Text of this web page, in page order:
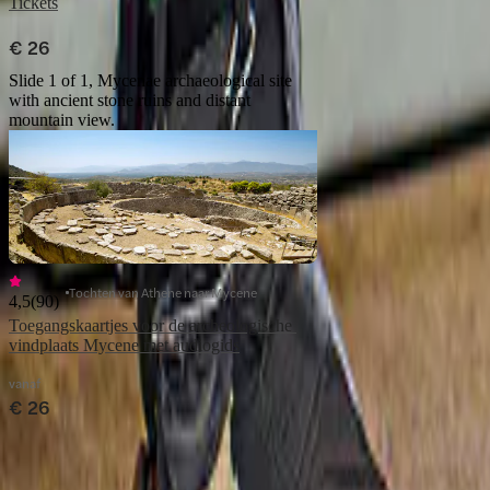
€ 26
Slide 1 of 1, Mycenae archaeological site
with ancient stone ruins and distant
mountain view.
Toegangskaartjes voor de archeologische
4,5(90) Tochten van Athene naar Mycene
vanaf
€ 26
Peloponnesos Tours